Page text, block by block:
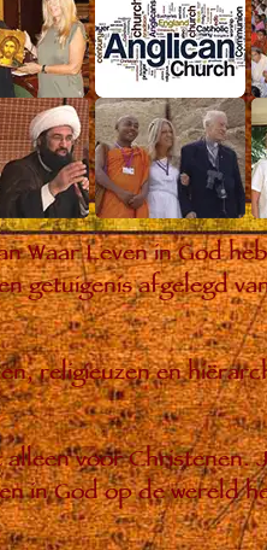
Waar Leven in God
getuigenis afgelegd
religieuzen en
voor Christenen.
in God op de wereld